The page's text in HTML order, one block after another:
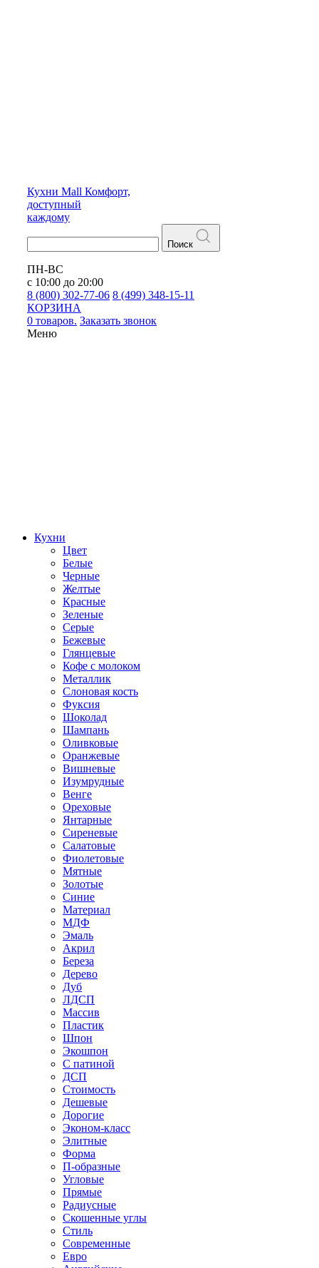
Кухни Mall Комфорт,
доступный
каждому
Поиск
ПН-ВС
с 10:00 до 20:00
8 (800) 302-77-06 8 (499) 348-15-11
КОРЗИНА
0 товаров. Заказать звонок
Меню
Кухни
Цвет
Белые
Черные
Желтые
Красные
Зеленые
Серые
Бежевые
Глянцевые
Кофе с молоком
Металлик
Слоновая кость
Фуксия
Шоколад
Шампань
Оливковые
Оранжевые
Вишневые
Изумрудные
Венге
Ореховые
Янтарные
Сиреневые
Салатовые
Фиолетовые
Мятные
Золотые
Синие
Материал
МДФ
Эмаль
Акрил
Береза
Дерево
Дуб
ЛДСП
Массив
Пластик
Шпон
Экошпон
С патиной
ДСП
Стоимость
Дешевые
Дорогие
Эконом-класс
Элитные
Форма
П-образные
Угловые
Прямые
Радиусные
Скошенные углы
Стиль
Современные
Евро